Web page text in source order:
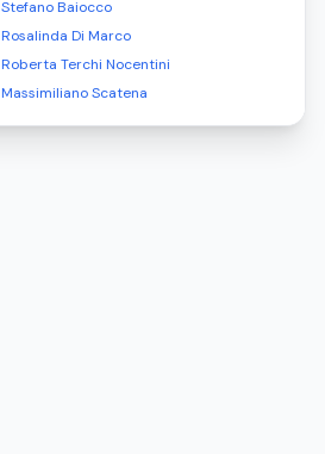
Stefano Baiocco
Rosalinda Di Marco
Roberta Terchi Nocentini
Massimiliano Scatena